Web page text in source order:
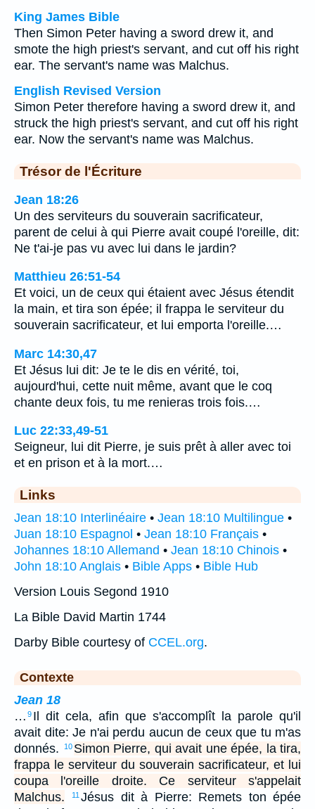
King James Bible
Then Simon Peter having a sword drew it, and
smote the high priest's servant, and cut off his right
ear. The servant's name was Malchus.
English Revised Version
Simon Peter therefore having a sword drew it, and
struck the high priest's servant, and cut off his right
ear. Now the servant's name was Malchus.
Trésor de l'Écriture
Jean 18:26
Un des serviteurs du souverain sacrificateur,
parent de celui à qui Pierre avait coupé l'oreille, dit:
Ne t'ai-je pas vu avec lui dans le jardin?
Matthieu 26:51-54
Et voici, un de ceux qui étaient avec Jésus étendit
la main, et tira son épée; il frappa le serviteur du
souverain sacrificateur, et lui emporta l'oreille.…
Marc 14:30,47
Et Jésus lui dit: Je te le dis en vérité, toi,
aujourd'hui, cette nuit même, avant que le coq
chante deux fois, tu me renieras trois fois.…
Luc 22:33,49-51
Seigneur, lui dit Pierre, je suis prêt à aller avec toi
et en prison et à la mort.…
Links
Jean 18:10 Interlinéaire • Jean 18:10 Multilingue •
Juan 18:10 Espagnol • Jean 18:10 Français •
Johannes 18:10 Allemand • Jean 18:10 Chinois •
John 18:10 Anglais • Bible Apps • Bible Hub
Version Louis Segond 1910
La Bible David Martin 1744
Darby Bible courtesy of CCEL.org.
Contexte
Jean 18
… 9 Il dit cela, afin que s'accomplît la parole qu'il
avait dite: Je n'ai perdu aucun de ceux que tu m'as
donnés.
10 Simon Pierre, qui avait une épée, la tira,
frappa le serviteur du souverain sacrificateur, et lui
coupa l'oreille droite. Ce serviteur s'appelait
Malchus.
11 Jésus dit à Pierre: Remets ton épée